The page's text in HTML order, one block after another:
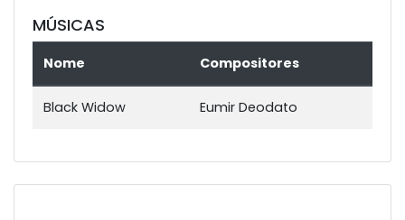
MÚSICAS
Nome Compositores
Black Widow Eumir Deodato